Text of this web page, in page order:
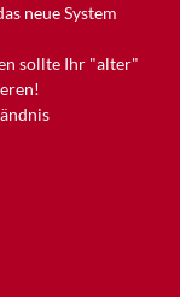
neue System
sollte Ihr "alter"